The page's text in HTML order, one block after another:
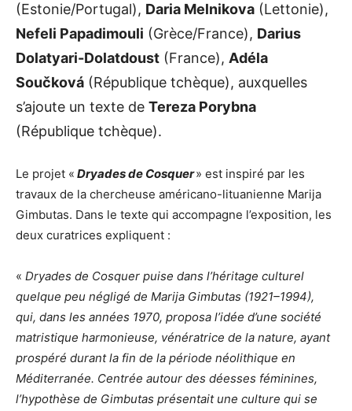
(Estonie/Portugal), Daria Melnikova (Lettonie),
Nefeli Papadimouli (Grèce/France), Darius
Dolatyari-Dolatdoust (France), Adéla
Součková (République tchèque), auxquelles
s’ajoute un texte de Tereza Porybna
(République tchèque).
Le projet « Dryades de Cosquer» est inspiré par les
travaux de la chercheuse américano-lituanienne Marija
Gimbutas. Dans le texte qui accompagne l’exposition, les
deux curatrices expliquent :
« Dryades de Cosquer puise dans l’héritage culturel
quelque peu négligé de Marija Gimbutas (1921–1994),
qui, dans les années 1970, proposa l’idée d’une société
matristique harmonieuse, vénératrice de la nature, ayant
prospéré durant la fin de la période néolithique en
Méditerranée. Centrée autour des déesses féminines,
l’hypothèse de Gimbutas présentait une culture qui se